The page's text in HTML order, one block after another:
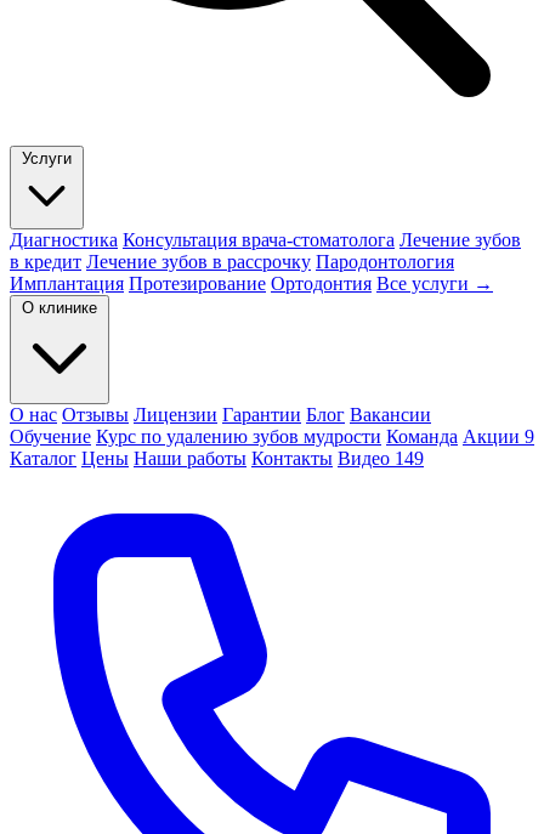
Услуги
Диагностика Консультация врача-стоматолога Лечение зубов
в кредит Лечение зубов в рассрочку Пародонтология
Имплантация Протезирование Ортодонтия Все услуги →
О клинике
О нас Отзывы Лицензии Гарантии Блог Вакансии
Обучение Курс по удалению зубов мудрости Команда Акции 9
Каталог Цены Наши работы Контакты Видео 149